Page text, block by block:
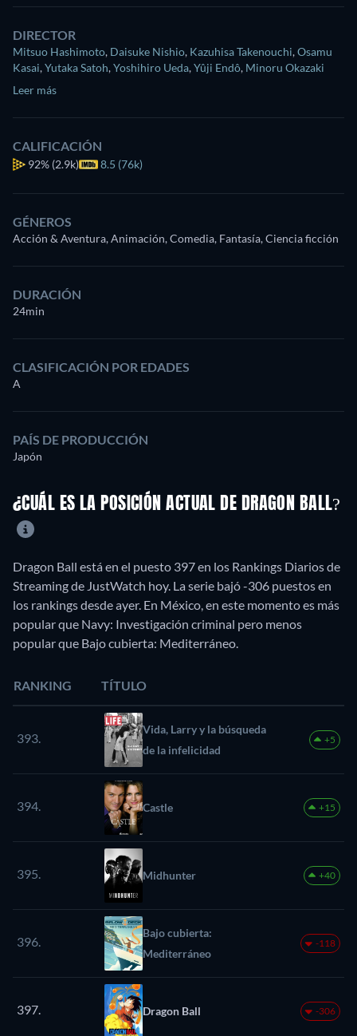
DIRECTOR
Mitsuo Hashimoto, Daisuke Nishio, Kazuhisa Takenouchi,Osamu
Kasai,Yutaka Satoh,Yoshihiro Ueda,Yûji Endô, Minoru Okazaki
Leer más
CALIFICACIÓN
92% (2.9k) 8.5 (76k)
GÉNEROS
Acción & Aventura, Animación, Comedia, Fantasía, Ciencia ficción
DURACIÓN
24min
CLASIFICACIÓN POR EDADES
A
PAÍS DE PRODUCCIÓN
Japón
¿CUÁL ES LA POSICIÓN ACTUAL DE DRAGON BALL?
Dragon Ball está en el puesto 397 en los Rankings Diarios de
Streaming de JustWatch hoy. La serie bajó -306 puestos en
los rankings desde ayer. En México, en este momento es más
popular que Navy: Investigación criminal pero menos
popular que Bajo cubierta: Mediterráneo.
RANKING TÍTULO
393.
Vida, Larry y la búsqueda
de la infelicidad
+5
394. Castle +15
395. Midhunter +40
396.
Bajo cubierta:
Mediterráneo
-118
397. Dragon Ball -306